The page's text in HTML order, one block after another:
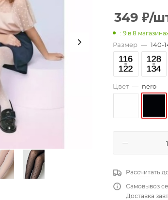
349 ₽/
: 9 в 8
Размер — 140-
Цвет — nero
Рассчитать
Самовывоз
Доставка